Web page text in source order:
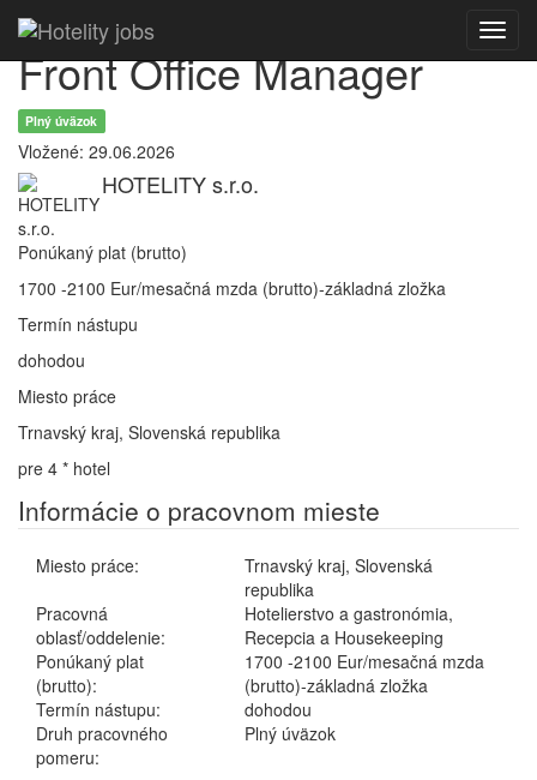
Front Office Manager
Plný úväzok
Vložené: 29.06.2026
HOTELITY s.r.o.
Ponúkaný plat (brutto)
1700 -2100 Eur/mesačná mzda (brutto)-základná zložka
Termín nástupu
dohodou
Miesto práce
Trnavský kraj, Slovenská republika
pre 4 * hotel
Informácie o pracovnom mieste
Miesto práce:
Trnavský kraj, Slovenská
republika
Pracovná
oblasť/oddelenie:
Hotelierstvo a gastronómia,
Recepcia a Housekeeping
Ponúkaný plat
(brutto):
1700 -2100 Eur/mesačná mzda
(brutto)-základná zložka
Termín nástupu:
dohodou
Druh pracovného
pomeru:
Plný úväzok